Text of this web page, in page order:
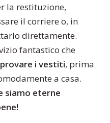
la restituzione,
il corriere o, in
direttamente.
fantastico che
provare i vestiti, prima
a casa.
siamo eterne